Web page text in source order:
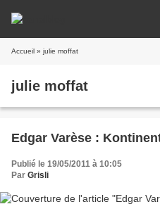
Accueil » julie moffat
julie moffat
Edgar Varèse :
Publié le 19/05/2011 à 10:05
Par Grisli